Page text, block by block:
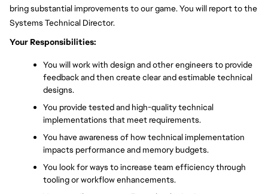
bring substantial improvements to our game. You will report to the
Systems Technical Director.
Your Responsibilities:
You will work with design and other engineers to provide
feedback and then create clear and estimable technical
designs.
You provide tested and high-quality technical
implementations that meet requirements.
You have awareness of how technical implementation
impacts performance and memory budgets.
You look for ways to increase team efficiency through
tooling or workflow enhancements.